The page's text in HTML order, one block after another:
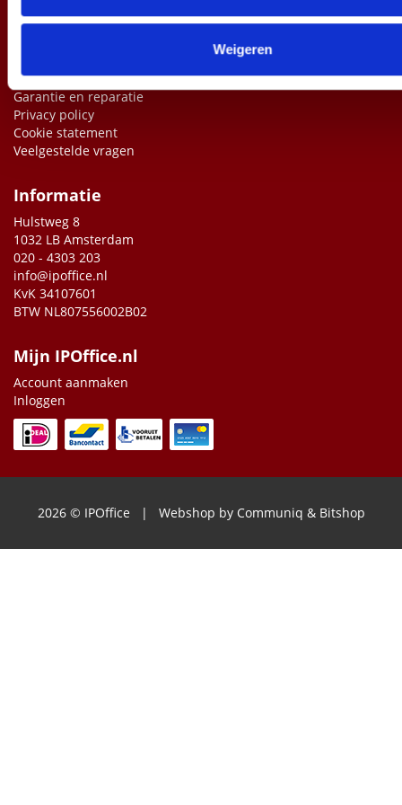
Weigeren
Leveringsvoorwaarden
Garantie en reparatie
Privacy policy
Cookie statement
Veelgestelde vragen
Informatie
Hulstweg 8
1032 LB Amsterdam
020 - 4303 203
info@ipoffice.nl
KvK 34107601
BTW NL807556002B02
Mijn IPOffice.nl
Account aanmaken
Inloggen
2026 © IPOffice | Webshop by Communiq & Bitshop